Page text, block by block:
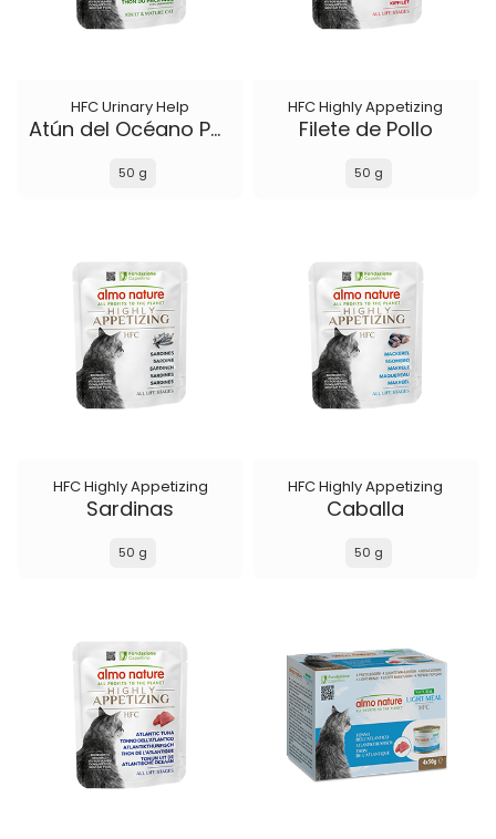
HFC Urinary Help
Atún del Océano Pacífico con Arándanos Rojos
50 g
HFC Highly Appetizing
Filete de Pollo
50 g
HFC Highly Appetizing
Sardinas
50 g
HFC Highly Appetizing
Caballa
50 g